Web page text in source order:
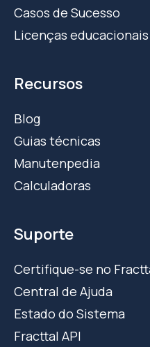
Casos de Sucesso
Licenças educacionais
Recursos
Blog
Guias técnicas
Manutenpedia
Calculadoras
Suporte
Certifique-se no
Central de Ajuda
Estado do Sistema
Fracttal API